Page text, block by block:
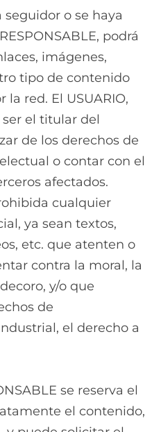
seguidor o se haya
podrá
imágenes,
tipo de contenido
red. El USUARIO,
ser el titular del
de los derechos de
o contar con el
afectados.
cualquier
ya sean textos,
etc. que atenten o
contra la moral, la
y/o que
de
el derecho a
se reserva el
el contenido,